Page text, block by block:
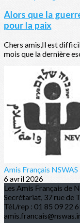
Alors que la
pour la paix
Chers amis,Il est
mois que la dernière
Amis Français NSWAS
6 avril 2026
Les Amis Français de
Secrétariat, 37 rue de
Tél./rep : 01 85 09 22